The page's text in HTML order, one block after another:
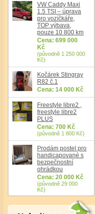
VW Caddy Maxi
1.5 TSI – úprava
pro vozíčkáře,
TOP výbava,
pouze 10 800 km
Cena: 699 000
Kč
(původně 1 250 000
Kč)
Kočárek Stingray
R82 č.1
Cena: 14 000 Kč
Freestyle libre2 ,
freestyle libre2
PLUS
Cena: 700 Kč
(původně 1 800 Kč)
Prodám postel pro
handicapované s
bezpečnostní
ohrádkou
Cena: 20 000 Kč
(původně 29 000
Kč)